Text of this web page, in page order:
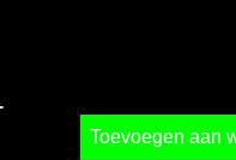
Toevoegen aan